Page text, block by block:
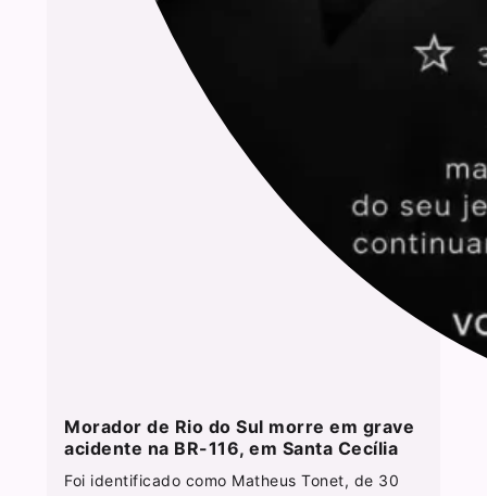
Morador de Rio do Sul morre em grave
acidente na BR-116, em Santa Cecília
Foi identificado como Matheus Tonet, de 30